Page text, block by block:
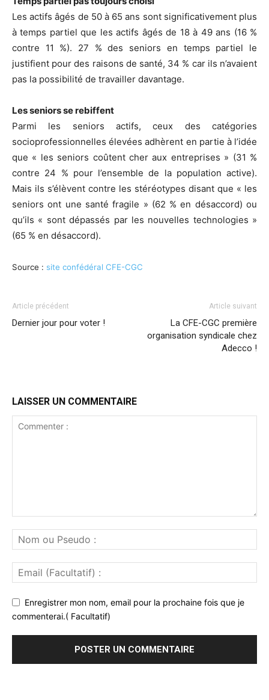
Les actifs âgés de 50 à 65 ans sont significativement plus
à temps partiel que les actifs âgés de 18 à 49 ans (16 %
contre 11 %). 27 % des seniors en temps partiel le
justifient pour des raisons de santé, 34 % car ils n’avaient
pas la possibilité de travailler davantage.
Les seniors se rebiffent
Parmi les seniors actifs, ceux des catégories
socioprofessionnelles élevées adhèrent en partie à l’idée
que « les seniors coûtent cher aux entreprises » (31 %
contre 24 % pour l’ensemble de la population active).
Mais ils s’élèvent contre les stéréotypes disant que « les
seniors ont une santé fragile » (62 % en désaccord) ou
qu’ils « sont dépassés par les nouvelles technologies »
(65 % en désaccord).
Source : site confédéral CFE-CGC
Article précédent
Dernier jour pour voter !
Article suivant
La CFE-CGC première
organisation syndicale chez
Adecco !
LAISSER UN COMMENTAIRE
Enregistrer mon nom, email pour la prochaine fois que je
commenterai.( Facultatif)